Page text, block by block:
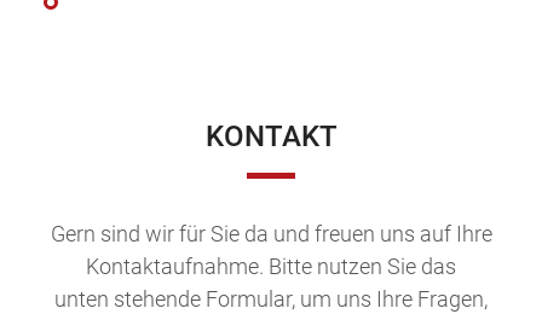
KONTAKT
Gern sind wir für Sie da und freuen uns auf Ihre
Kontaktaufnahme. Bitte nutzen Sie das
unten stehende Formular, um uns Ihre Fragen,